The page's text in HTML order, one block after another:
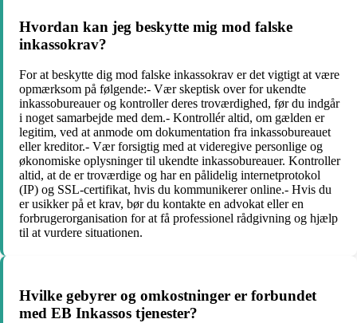
Hvordan kan jeg beskytte mig mod falske
inkassokrav?
For at beskytte dig mod falske inkassokrav er det vigtigt at være
opmærksom på følgende:- Vær skeptisk over for ukendte
inkassobureauer og kontroller deres troværdighed, før du indgår
i noget samarbejde med dem.- Kontrollér altid, om gælden er
legitim, ved at anmode om dokumentation fra inkassobureauet
eller kreditor.- Vær forsigtig med at videregive personlige og
økonomiske oplysninger til ukendte inkassobureauer. Kontroller
altid, at de er troværdige og har en pålidelig internetprotokol
(IP) og SSL-certifikat, hvis du kommunikerer online.- Hvis du
er usikker på et krav, bør du kontakte en advokat eller en
forbrugerorganisation for at få professionel rådgivning og hjælp
til at vurdere situationen.
Hvilke gebyrer og omkostninger er forbundet
med EB Inkassos tjenester?